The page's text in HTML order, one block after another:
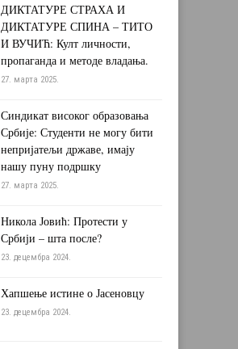
ДИКТАТУРЕ СТРАХА И
ДИКТАТУРЕ СПИНА – ТИТО
И ВУЧИЋ: Култ личности,
пропаганда и методе владања.
27. марта 2025.
Синдикат високог образовања
Србије: Студенти не могу бити
непријатељи државе, имају
нашу пуну подршку
27. марта 2025.
Никола Јовић: Протести у
Србији – шта после?
23. децембра 2024.
Хапшење истине о Јасеновцу
23. децембра 2024.